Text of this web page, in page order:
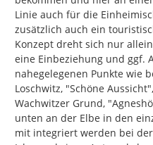
Linie auch für die
zusätzlich auch ein
Konzept dreht sich nur
eine Einbeziehung und ggf.
nahegelegenen Punkte wie
Loschwitz, "Schöne
Wachwitzer Grund,
unten an der Elbe in den
mit integriert werden bei